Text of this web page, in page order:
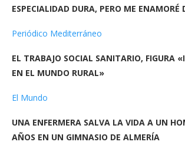
ESPECIALIDAD DURA, PERO ME ENAMORÉ
Periódico Mediterráneo
EL TRABAJO SOCIAL SANITARIO, FIGURA
EN EL MUNDO RURAL»
El Mundo
UNA ENFERMERA SALVA LA VIDA A UN
AÑOS EN UN GIMNASIO DE ALMERÍA